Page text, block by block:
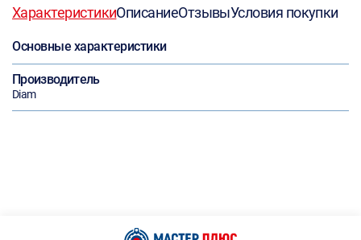
ХарактеристикиОписаниеОтзывыУсловия покупки
Основные характеристики
Производитель
Diam